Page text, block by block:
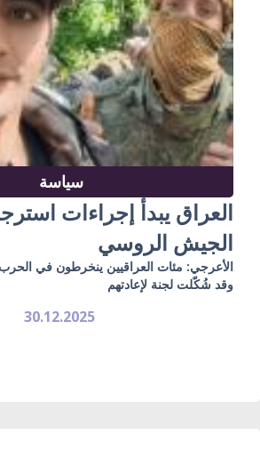
سياسة
العراق يبدأ إجراءات
الجيش الروسي
الأعرجي: مئات العراقيين ينخرطون في الحرب
وقد شُكّلت لجنة لإعادتهم
30.12.2025